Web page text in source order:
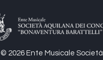
© 2026 Ente Musicale Società